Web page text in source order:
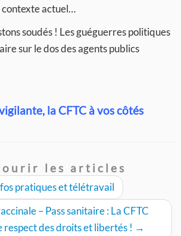
contexte actuel…
soudés ! Les guéguerres politiques
sur le dos des agents publics
la CFTC à vos côtés
les articles
pratiques et télétravail
– Pass sanitaire : La CFTC
respect des droits et libertés ! →